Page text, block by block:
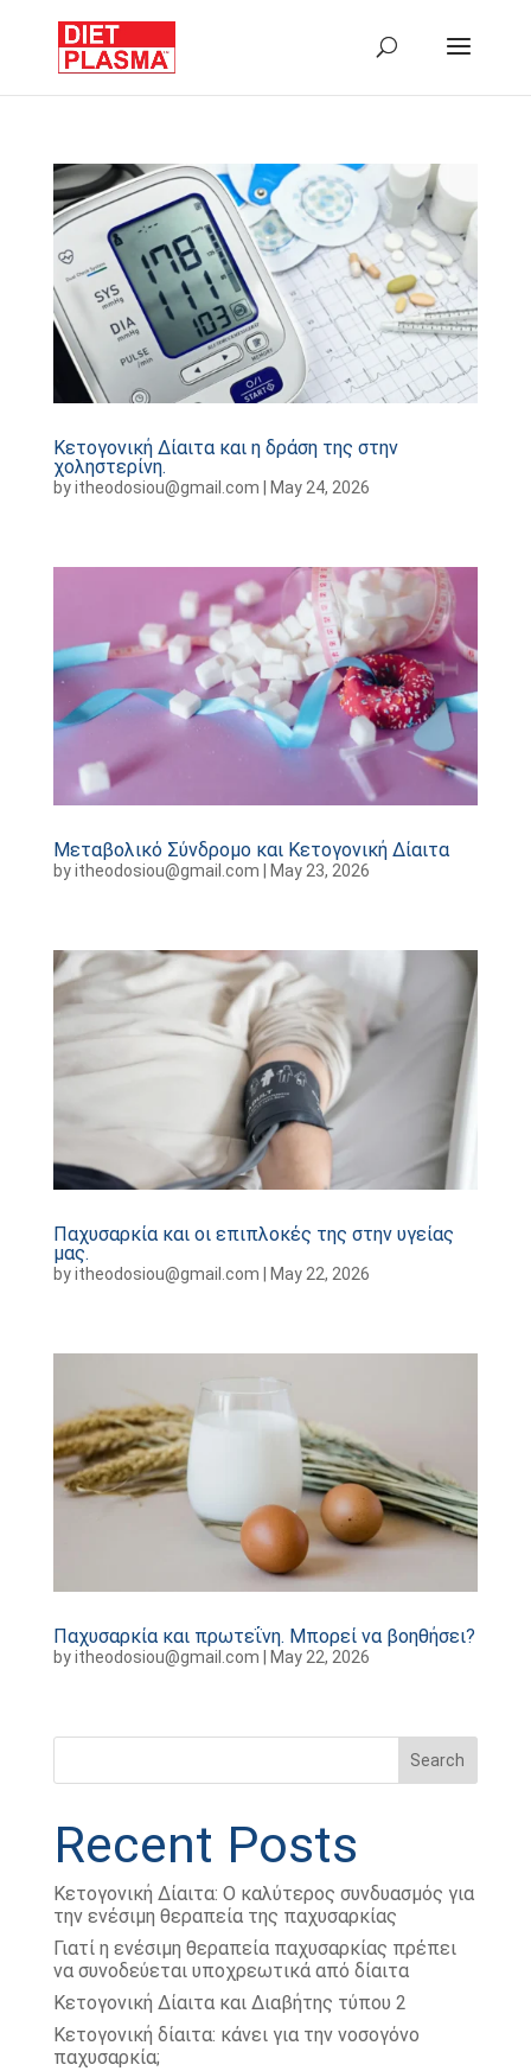
Κετογονική Δίαιτα και η δράση της στην
χοληστερίνη.
byitheodosiou@gmail.com | May 24, 2026
Μεταβολικό Σύνδρομο και Κετογονική Δίαιτα
byitheodosiou@gmail.com May 23, 2026
Παχυσαρκία και οι επιπλοκές της στην υγείας
μας.
byitheodosiou@gmail.com May 22, 2026
Παχυσαρκία και πρωτεΐνη. Μπορεί να βοηθήσει?
byitheodosiou@gmail.com May 22, 2026
Search
Recent Posts
Κετογονική Δίαιτα: Ο καλύτερος συνδυασμός για
την ενέσιμη θεραπεία της παχυσαρκίας
Γιατί η ενέσιμη θεραπεία παχυσαρκίας πρέπει
να συνοδεύεται υποχρεωτικά από δίαιτα
Κετογονική Δίαιτα και Διαβήτης τύπου 2
Κετογονική δίαιτα: κάνει για την νοσογόνο
παχυσαρκία;